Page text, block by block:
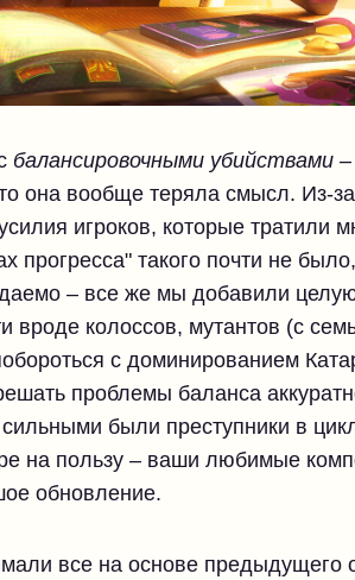
балансировочными убийствами –
она вообще теряла смысл. Из-за
игроков, которые тратили
прогресса" такого почти не
– все же мы добавили
вроде колоссов, мутантов (с
с доминированием
проблемы баланса
были преступники в
на пользу – ваши любимые
обновление.
все на основе